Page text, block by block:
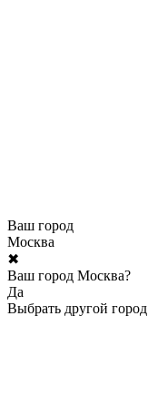
Ваш город
Москва
✖
Ваш город Москва?
Да
Выбрать другой город